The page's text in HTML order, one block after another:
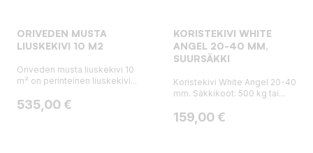
ORIVEDEN MUSTA
LIUSKEKIVI 10 M2
Oriveden musta liuskekivi 10
m² on perinteinen liuskekivi...
Hinta
535,00 €
KORISTEKIVI WHITE
ANGEL 20-40 MM,
SUURSÄKKI
Koristekivi White Angel 20-40
mm. Säkkikoot: 500 kg tai...
Hinta
159,00 €